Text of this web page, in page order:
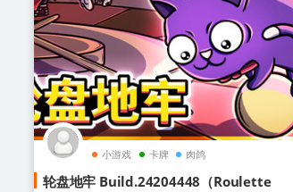
小游戏 卡牌 肉鸽
轮盘地牢 Build.24204448（Roulette